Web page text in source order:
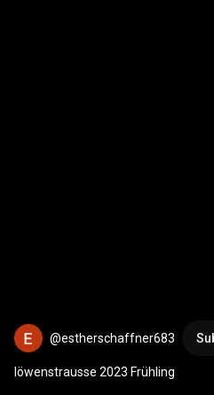
@estherschaffner683
löwenstrausse 2023 Frühling